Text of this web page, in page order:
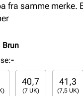
fra samme merke.
med 3-Stripes og
Brun
:-
40,7
(7 UK)
41,3
(7,5 UK)